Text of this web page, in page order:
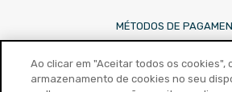
MÉTODOS DE
Ao clicar em "Aceitar todos os cookies",
armazenamento de cookies no seu